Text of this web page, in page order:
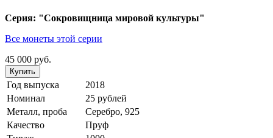
Серия: "Сокровищница мировой культуры"
Все монеты этой серии
45 000 руб.
Купить
Год выпуска
2018
Номинал
25 рублей
Металл, проба
Серебро, 925
Качество
Пруф